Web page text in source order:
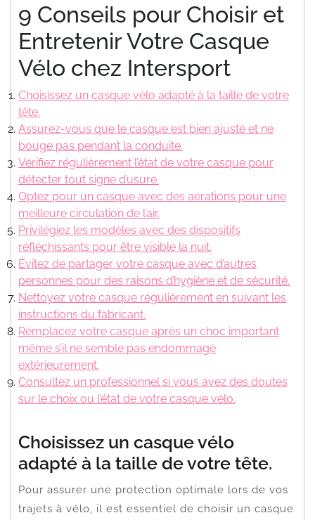
9 Conseils pour Choisir et
Entretenir Votre Casque
Vélo chez Intersport
Choisissez un casque vélo adapté à la taille de votre
tête.
Assurez-vous que le casque est bien ajusté et ne
bouge pas pendant la conduite.
Vérifiez régulièrement l’état de votre casque pour
détecter tout signe d’usure.
Optez pour un casque avec des aérations pour une
meilleure circulation de l’air.
Privilégiez les modèles avec des dispositifs
réfléchissants pour être visible la nuit.
Évitez de partager votre casque avec d’autres
personnes pour des raisons d’hygiène et de sécurité.
Nettoyez votre casque régulièrement en suivant les
instructions du fabricant.
Remplacez votre casque après un choc important
même s’il ne semble pas endommagé
extérieurement.
Consultez un professionnel si vous avez des doutes
sur le choix ou l’état de votre casque vélo.
Choisissez un casque vélo
adapté à la taille de votre tête.
Pour assurer une protection optimale lors de vos
trajets à vélo, il est essentiel de choisir un casque